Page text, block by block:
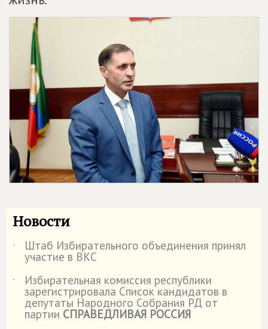
Новости
˙ Штаб Избирательного объединения принял
участие в ВКС
˙
Избирательная комиссия республики
зарегистрировала Список кандидатов в
депутаты Народного Собрания РД от
партии СПРАВЕДЛИВАЯ РОССИЯ